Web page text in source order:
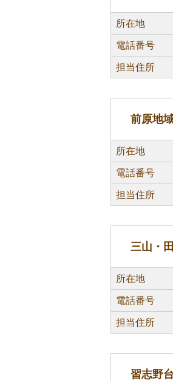
所在地
電話番号
担当住所
前原地
所在地
電話番号
担当住所
三山・
所在地
電話番号
担当住所
習志野